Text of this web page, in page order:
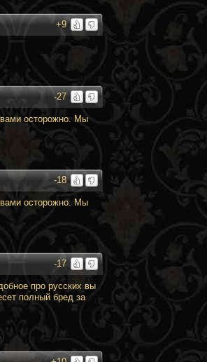
+9
-27
осторожно. Мы
-18
осторожно. Мы
-17
про русских вы
полный бред за